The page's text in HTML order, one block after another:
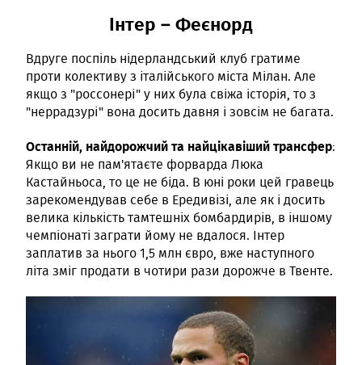
Інтер – Феєнорд
Вдруге поспіль нідерландський клуб гратиме
проти колективу з італійського міста Мілан. Але
якщо з "россонері" у них була свіжа історія, то з
"неррадзурі" вона досить давня і зовсім не багата.
Останній, найдорожчий та найцікавіший трансфер:
Якщо ви не пам'ятаєте форварда Люка
Кастайньоса, то це не біда. В юні роки цей гравець
зарекомендував себе в Ередивізі, але як і досить
велика кількість тамтешніх бомбардирів, в іншому
чемпіонаті заграти йому не вдалося. Інтер
заплатив за нього 1,5 млн євро, вже наступного
літа зміг продати в чотири рази дорожче в Твенте.